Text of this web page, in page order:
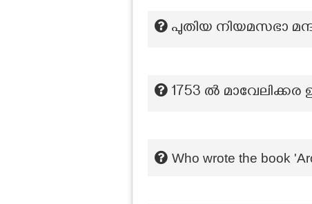
പുതിയ നിയമസഭാ
1753 ൽ മാവേലിക്കര
Who wrote the book